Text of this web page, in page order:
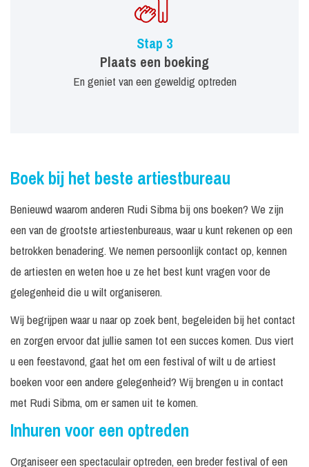
Stap 3
Plaats een boeking
En geniet van een geweldig optreden
Boek bij het beste artiestbureau
Benieuwd waarom anderen Rudi Sibma bij ons boeken? We zijn
een van de grootste artiestenbureaus, waar u kunt rekenen op een
betrokken benadering. We nemen persoonlijk contact op, kennen
de artiesten en weten hoe u ze het best kunt vragen voor de
gelegenheid die u wilt organiseren.
Wij begrijpen waar u naar op zoek bent, begeleiden bij het contact
en zorgen ervoor dat jullie samen tot een succes komen. Dus viert
u een feestavond, gaat het om een festival of wilt u de artiest
boeken voor een andere gelegenheid? Wij brengen u in contact
met Rudi Sibma, om er samen uit te komen.
Inhuren voor een optreden
Organiseer een spectaculair optreden, een breder festival of een